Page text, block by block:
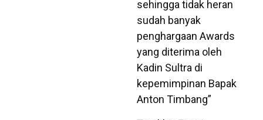
sehingga tidak heran
sudah banyak
penghargaan Awards
yang diterima oleh
Kadin Sultra di
kepemimpinan Bapak
Anton Timbang”